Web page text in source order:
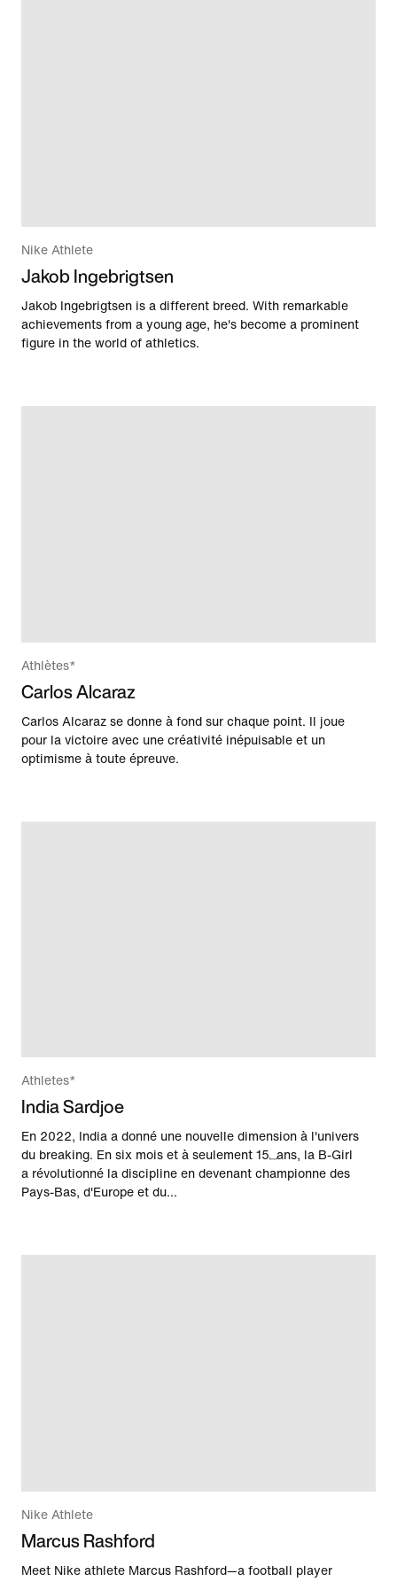
Nike Athlete
Jakob Ingebrigtsen
Jakob Ingebrigtsen is a different breed. With remarkable
achievements from a young age, he's become a prominent
figure in the world of athletics.
Athlètes*
Carlos Alcaraz
Carlos Alcaraz se donne à fond sur chaque point. Il joue
pour la victoire avec une créativité inépuisable et un
optimisme à toute épreuve.
Athletes*
India Sardjoe
En 2022, India a donné une nouvelle dimension à l'univers
du breaking. En six mois et à seulement 15⎵ans, la B-Girl
a révolutionné la discipline en devenant championne des
Pays-Bas, d'Europe et du...
Nike Athlete
Marcus Rashford
Meet Nike athlete Marcus Rashford—a football player